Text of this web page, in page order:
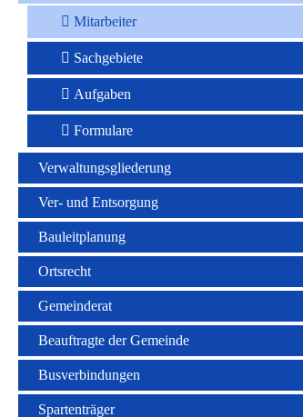
Mitarbeiter
Sachgebiete
Aufgaben
Formulare
Verwaltungsgliederung
Ver- und Entsorgung
Bauleitplanung
Ortsrecht
Gemeinderat
Beauftragte der Gemeinde
Busverbindungen
Spartenträger